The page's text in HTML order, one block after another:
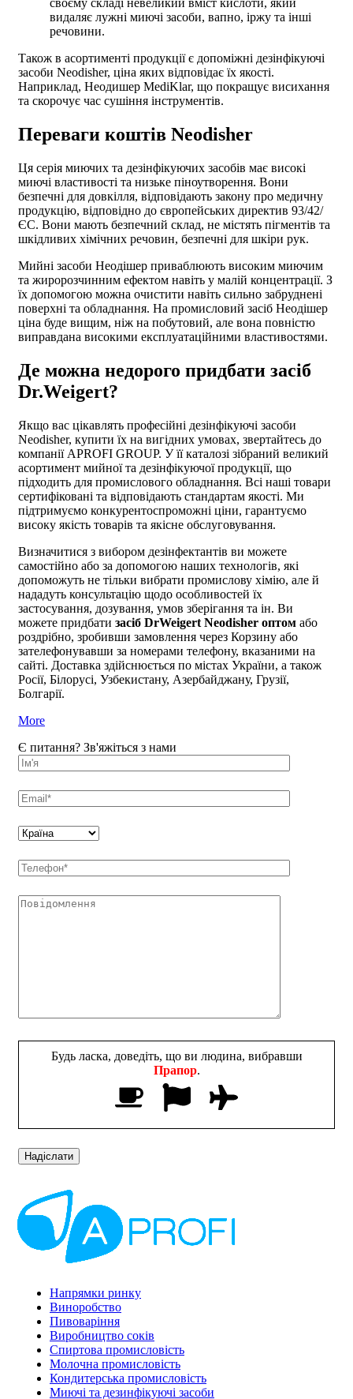
своєму складі невеликий вміст кислоти, який
видаляє лужні миючі засоби, вапно, іржу та інші
речовини.
Також в асортименті продукції є допоміжні дезінфікуючі
засоби Neodisher, ціна яких відповідає їх якості.
Наприклад, Неодишер MediKlar, що покращує висихання
та скорочує час сушіння інструментів.
Переваги коштів Neodisher
Ця серія миючих та дезінфікуючих засобів має високі
миючі властивості та низьке піноутворення. Вони
безпечні для довкілля, відповідають закону про медичну
продукцію, відповідно до європейських директив 93/42/
ЄС. Вони мають безпечний склад, не містять пігментів та
шкідливих хімічних речовин, безпечні для шкіри рук.
Мийні засоби Неодішер приваблюють високим миючим
та жиророзчинним ефектом навіть у малій концентрації. З
їх допомогою можна очистити навіть сильно забруднені
поверхні та обладнання. На промисловий засіб Неодішер
ціна буде вищим, ніж на побутовий, але вона повністю
виправдана високими експлуатаційними властивостями.
Де можна недорого придбати засіб
Dr.Weigert?
Якщо вас цікавлять професійні дезінфікуючі засоби
Neodisher, купити їх на вигідних умовах, звертайтесь до
компанії APROFI GROUP. У її каталозі зібраний великий
асортимент мийної та дезінфікуючої продукції, що
підходить для промислового обладнання. Всі наші товари
сертифіковані та відповідають стандартам якості. Ми
підтримуємо конкурентоспроможні ціни, гарантуємо
високу якість товарів та якісне обслуговування.
Визначитися з вибором дезінфектантів ви можете
самостійно або за допомогою наших технологів, які
допоможуть не тільки вибрати промислову хімію, але й
нададуть консультацію щодо особливостей їх
застосування, дозування, умов зберігання та ін. Ви
можете придбати засіб DrWeigert Neodisher оптом або
роздрібно, зробивши замовлення через Корзину або
зателефонувавши за номерами телефону, вказаними на
сайті. Доставка здійснюється по містах України, а також
Росії, Білорусі, Узбекистану, Азербайджану, Грузії,
Болгарії.
More
Є питання? Зв'яжіться з нами
Будь ласка, доведіть, що ви людина, вибравши
Прапор.
Напрямки ринку
Виноробство
Пивоваріння
Виробництво соків
Спиртова промисловість
Молочна промисловість
Кондитерська промисловість
Миючі та дезинфікуючі засоби